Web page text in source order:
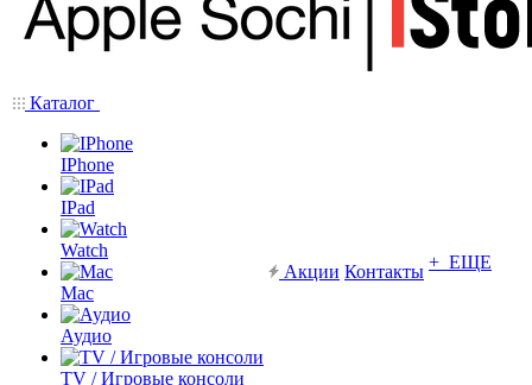
Каталог
IPhone
IPad
Watch
Mac
Аудио
TV / Игровые консоли
Акции Контакты + ЕЩЕ